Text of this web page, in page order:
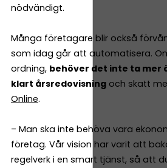
nödvändigt.
Många företagare blir också
som idag går att automatisera.
ordning, behöver det inte ta mer
klart årsredovisning och skatt
Online.
– Man ska inte behöva vara
företag. Vår vision har varit att
regelverk i en smart tjänst, så att